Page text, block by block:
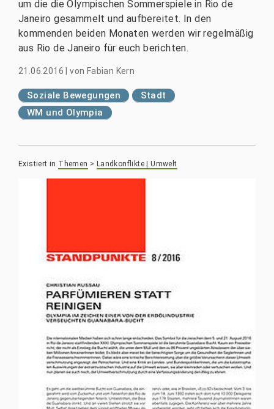
um die die Olympischen Sommerspiele in Rio de
Janeiro gesammelt und aufbereitet. In den
kommenden beiden Monaten werden wir regelmäßig
aus Rio de Janeiro für euch berichten.
21.06.2016|von Fabian Kern
Soziale Bewegungen
Stadt
WM und Olympia
Existiert in Themen > Landkonflikte | Umwelt